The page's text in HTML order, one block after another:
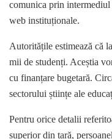
comunica prin
web instituționale.
Autoritățile estimează că
mii de studenți. Aceștia
cu finanțare bugetară.
sectorului științe ale
Pentru orice detalii
superior din țară,